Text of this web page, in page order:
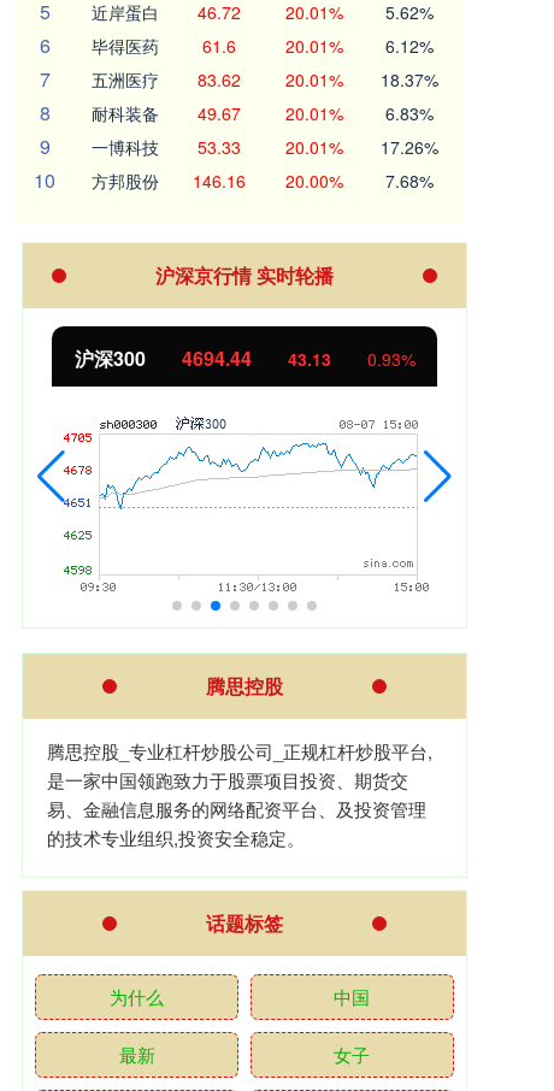
5 近岸蛋白 46.72 20.01% 5.62%
6 毕得医药 61.6 20.01% 6.12%
7 五洲医疗 83.62 20.01% 18.37%
8 耐科装备 49.67 20.01% 6.83%
9 一博科技 53.33 20.01% 17.26%
10 方邦股份 146.16 20.00% 7.68%
沪深京行情 实时轮播
北证50 1134.24 11.37 1.01%
腾思控股
腾思控股_专业杠杆炒股公司_正规杠杆炒股平台,
是一家中国领跑致力于股票项目投资、期货交
易、金融信息服务的网络配资平台、及投资管理
的技术专业组织,投资安全稳定。
话题标签
为什么 中国
最新 女子